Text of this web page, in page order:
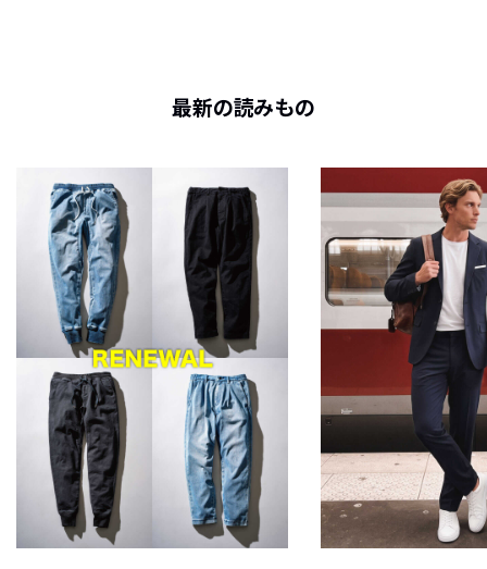
最新の読みもの